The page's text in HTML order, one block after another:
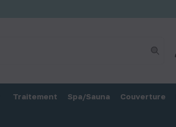
Traitement Spa/Sauna Couverture